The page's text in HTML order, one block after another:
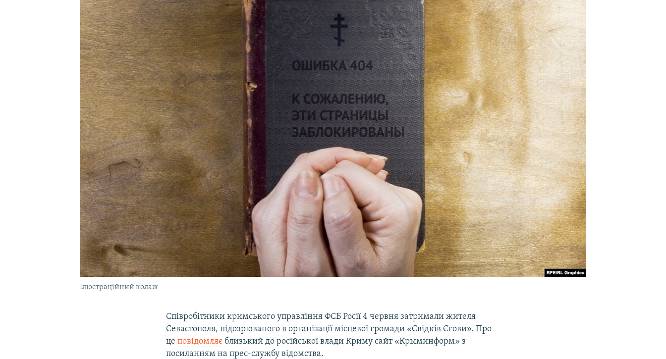
УКРАЇНСЬКА ПРОБЛЕМА КРИМУ
Ілюстраційний колаж
Співробітники кримського управління ФСБ Росії 4 червня затримали жителя
Севастополя, підозрюваного в організації місцевої громади «Свідків Єгови». Про
цеповідомляє близький до російської влади Криму сайт «Крыминформ» з
посиланням на прес-службу відомства.